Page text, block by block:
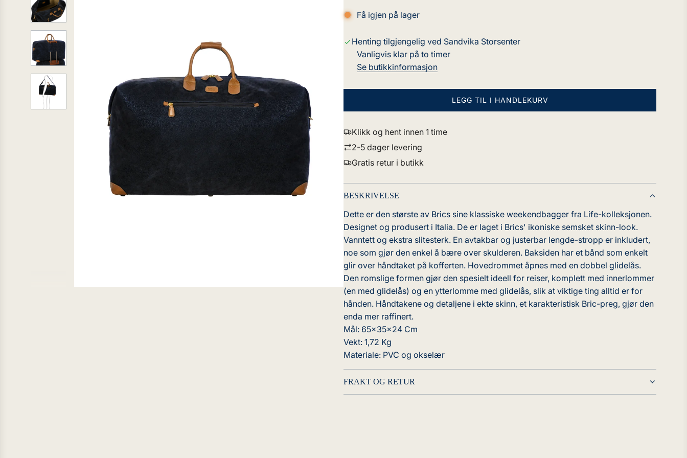
Få igjen på lager
Henting tilgjengelig ved Sandvika Storsenter
Vanligvis klar på to timer
Se butikkinformasjon
LEGG TIL I HANDLEKURV
L
.
Klikk og hent innen 1 time
2-5 dager levering
Gratis retur i butikk
BESKRIVELSE
Dette er den største av Brics sine klassiske weekendbagger fra Life-kolleksjonen.
Designet og produsert i Italia. De er laget i Brics' ikoniske semsket skinn-look.
Vanntett og ekstra slitesterk. En avtakbar og justerbar lengde-stropp er inkludert,
noe som gjør den enkel å bære over skulderen. Baksiden har et bånd som enkelt
glir over håndtaket på kofferten. Hovedrommet åpnes med en dobbel glidelås.
Den romslige formen gjør den spesielt ideell for reiser, komplett med innerlommer
(en med glidelås) og en ytterlomme med glidelås, slik at viktige ting alltid er for
hånden. Håndtakene og detaljene i ekte skinn, et karakteristisk Bric-preg, gjør den
enda mer raffinert.
Mål: 65x35x24 Cm
Vekt: 1,72 Kg
Materiale: PVC og okselær
FRAKT OG RETUR